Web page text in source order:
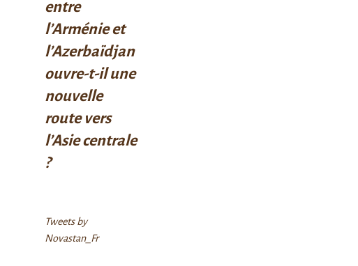
entre
l’Arménie et
l’Azerbaïdjan
ouvre-t-il une
nouvelle
route vers
l’Asie centrale
?
Tweets by
Novastan_Fr